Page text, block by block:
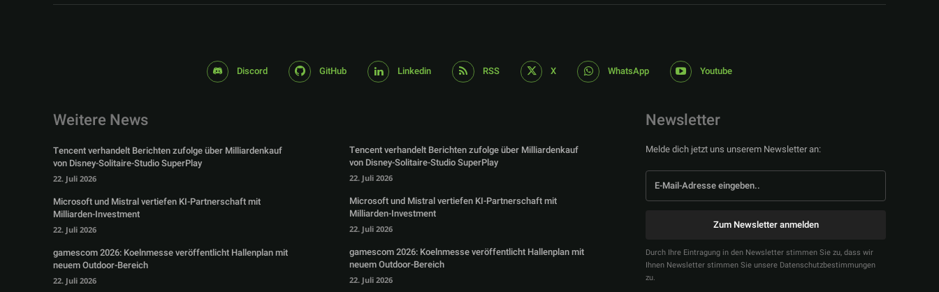
Discord GitHub Linkedin RSS X WhatsApp Youtube
Weitere News
Tencent verhandelt Berichten zufolge über Milliardenkauf
von Disney-Solitaire-Studio SuperPlay
22. Juli 2026
Microsoft und Mistral vertiefen KI-Partnerschaft mit
Milliarden-Investment
22. Juli 2026
gamescom 2026: Koelnmesse veröffentlicht Hallenplan mit
neuem Outdoor-Bereich
22. Juli 2026
Tencent verhandelt Berichten zufolge über Milliardenkauf
von Disney-Solitaire-Studio SuperPlay
22. Juli 2026
Microsoft und Mistral vertiefen KI-Partnerschaft mit
Milliarden-Investment
22. Juli 2026
gamescom 2026: Koelnmesse veröffentlicht Hallenplan mit
neuem Outdoor-Bereich
22. Juli 2026
Newsletter
Melde dich jetzt uns unserem Newsletter an:
Zum Newsletter anmelden
Durch Ihre Eintragung in den Newsletter stimmen Sie zu, dass wir
Ihnen Newsletter stimmen Sie unsere Datenschutzbestimmungen
zu.